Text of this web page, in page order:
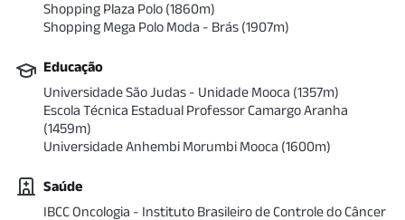
Shopping Plaza Polo (1860m)
Shopping Mega Polo Moda - Brás (1907m)
Educação
Universidade São Judas - Unidade Mooca (1357m)
Escola Técnica Estadual Professor Camargo Aranha
(1459m)
Universidade Anhembi Morumbi Mooca (1600m)
Saúde
IBCC Oncologia - Instituto Brasileiro de Controle do Câncer